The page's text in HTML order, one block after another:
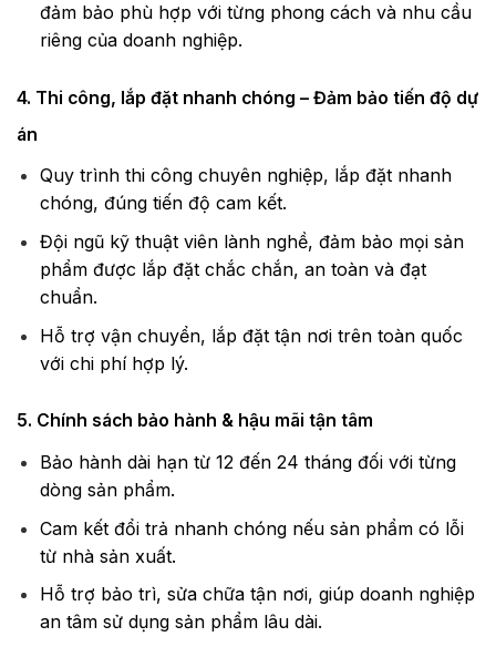
đảm bảo phù hợp với từng phong cách và nhu cầu
riêng của doanh nghiệp.
4. Thi công, lắp đặt nhanh chóng – Đảm bảo tiến độ dự
án
Quy trình thi công chuyên nghiệp, lắp đặt nhanh
chóng, đúng tiến độ cam kết.
Đội ngũ kỹ thuật viên lành nghề, đảm bảo mọi sản
phẩm được lắp đặt chắc chắn, an toàn và đạt
chuẩn.
Hỗ trợ vận chuyển, lắp đặt tận nơi trên toàn quốc
với chi phí hợp lý.
5. Chính sách bảo hành & hậu mãi tận tâm
Bảo hành dài hạn từ 12 đến 24 tháng đối với từng
dòng sản phẩm.
Cam kết đổi trả nhanh chóng nếu sản phẩm có lỗi
từ nhà sản xuất.
Hỗ trợ bảo trì, sửa chữa tận nơi, giúp doanh nghiệp
an tâm sử dụng sản phẩm lâu dài.